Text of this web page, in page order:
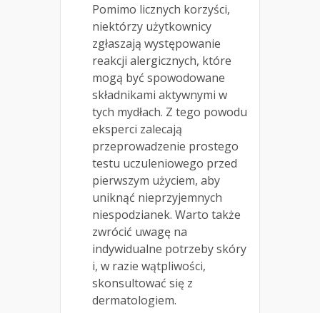
Pomimo licznych korzyści,
niektórzy użytkownicy
zgłaszają występowanie
reakcji alergicznych, które
mogą być spowodowane
składnikami aktywnymi w
tych mydłach. Z tego powodu
eksperci zalecają
przeprowadzenie prostego
testu uczuleniowego przed
pierwszym użyciem, aby
uniknąć nieprzyjemnych
niespodzianek. Warto także
zwrócić uwagę na
indywidualne potrzeby skóry
i, w razie wątpliwości,
skonsultować się z
dermatologiem.